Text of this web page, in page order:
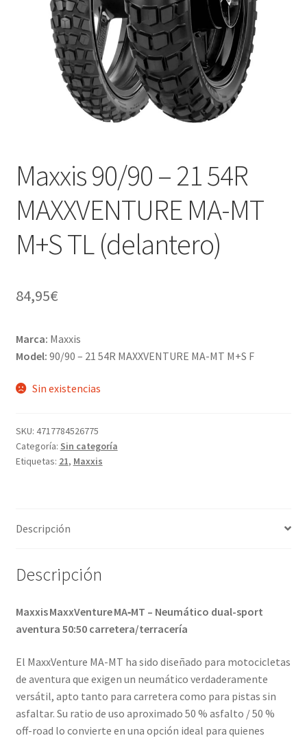
Maxxis 90/90 – 21 54R
MAXXVENTURE MA-MT
M+S TL (delantero)
84,95€
Marca: Maxxis
Model: 90/90 – 21 54R MAXXVENTURE MA-MT M+S F
Sin existencias
SKU: 4717784526775
Categoría: Sin categoría
Etiquetas: 21, Maxxis
Descripción
Descripción
Maxxis MaxxVenture MA‑MT – Neumático dual-sport
aventura 50:50 carretera/terracería
El MaxxVenture MA-MT ha sido diseñado para motocicletas
de aventura que exigen un neumático verdaderamente
versátil, apto tanto para carretera como para pistas sin
asfaltar. Su ratio de uso aproximado 50 % asfalto / 50 %
off-road lo convierte en una opción ideal para quienes